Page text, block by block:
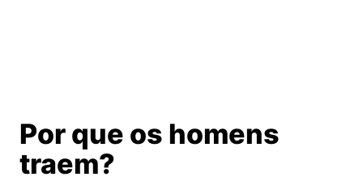
Por que os homens
traem?